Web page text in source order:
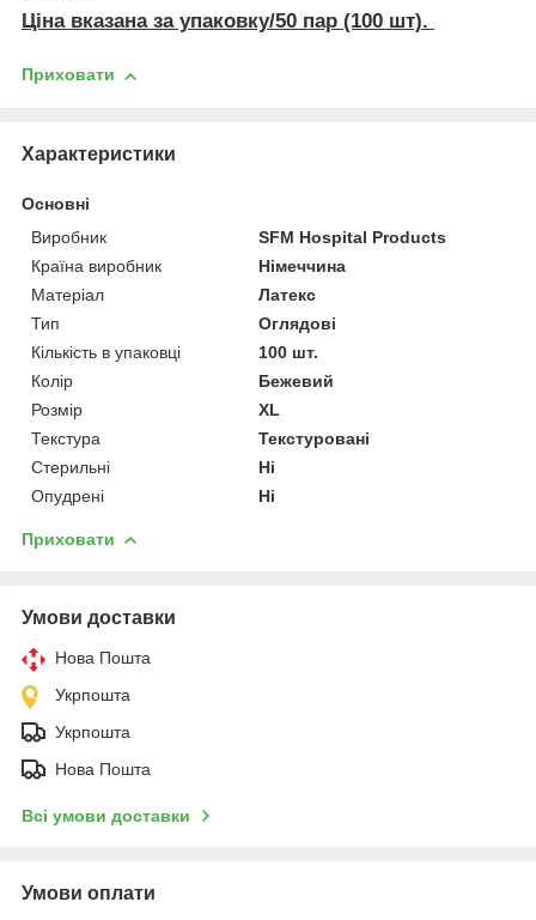
Ціна вказана за упаковку/50 пар (100 шт).
Приховати
Характеристики
Основні
Виробник
SFM Hospital Products
Країна виробник
Німеччина
Матеріал
Латекс
Тип
Оглядові
Кількість в упаковці
100 шт.
Колір
Бежевий
Розмір
XL
Текстура
Текстуровані
Стерильні
Ні
Опудрені
Ні
Приховати
Умови доставки
Нова Пошта
Укрпошта
Укрпошта
Нова Пошта
Всі умови доставки
Умови оплати